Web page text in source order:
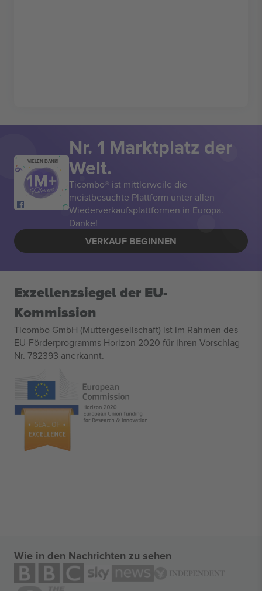
VIELEN DANK!
Nr. 1 Marktplatz der
Welt.
Ticombo® ist mittlerweile die
meistbesuchte Plattform unter allen
Wiederverkaufsplattformen in Europa.
Danke!
VERKAUF BEGINNEN
Exzellenzsiegel der EU-
Kommission
Ticombo GmbH (Muttergesellschaft) ist im Rahmen des
EU-Förderprogramms Horizon 2020 für ihren Vorschlag
Nr. 782393 anerkannt.
Wie in den Nachrichten zu sehen